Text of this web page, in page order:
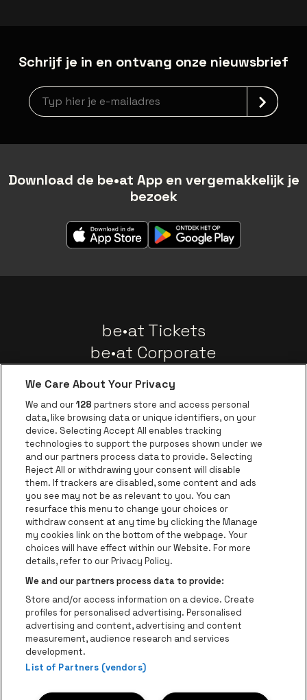
Schrijf je in en ontvang onze nieuwsbrief
newsLetterLabel
Download de be•at App en vergemakkelijk je
bezoek
be•at Tickets
be•at Corporate
Nieuws
Instagram
Facebook
Threads
TiktokYoutube
Ga naar de website van AFAS Software logo
Ga naar de website van Lotto
Ga naar de
Ga naar de website van Trixxo
Ga naar de
Ga naar de website van Coca-Cola
Ga naar de website van
Ga naar de
Ga naar de website van
Ga naar de website
be•at Business is een deel vanbe•at
Be-At Venues
Schijnpoortweg 119, 2170 Antwerpen
BTW (BE) 0461.051.688 - RPR Antwerpen
BNP Paribas Fortis - IBAN: BE93 2200 4925 0067 - BIC:
GEBABEBB
We Care About Your Privacy
We and our128 partners store and access personal
data, like browsing data or unique identifiers, on your
device. Selecting Accept All enables tracking
technologies to support the purposes shown under we
and our partners process data to provide. Selecting
Reject All or withdrawing your consent will disable
them. If trackers are disabled, some content and ads
you see may not be as relevant to you. You can
resurface this menu to change your choices or
withdraw consent at any time by clicking the Manage
my cookies link on the bottom of the webpage. Your
choices will have effect within our Website. For more
details, refer to our Privacy Policy.
We and our partners process data to provide:
Store and/or access information on a device. Create
profiles for personalised advertising. Personalised
advertising and content, advertising and content
measurement, audience research and services
development.
List of Partners (vendors)